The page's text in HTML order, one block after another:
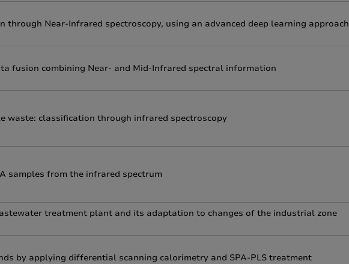
Near-Infrared spectroscopy, using an advanced deep learning approach
fusion combining Near- and Mid-Infrared spectral information
waste: classification through infrared spectroscopy
samples from the infrared spectrum
treatment plant and its adaptation to changes of the industrial zone
by applying differential scanning calorimetry and SPA-PLS treatment